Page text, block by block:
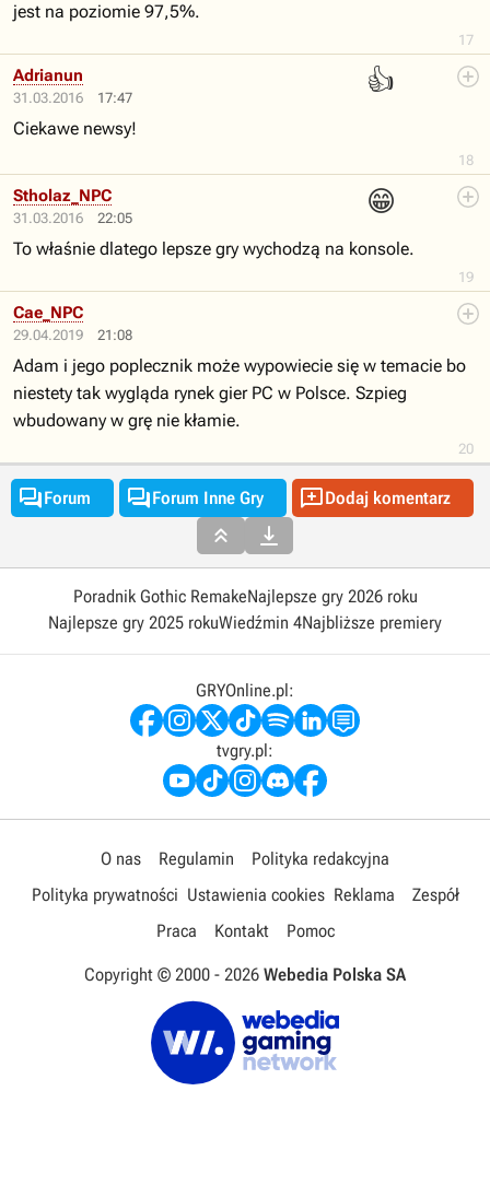
17
jest na poziomie 97,5%.
31.03.2016 17:47
👍
18
Adrianun
Ciekawe newsy!
31.03.2016 22:05
😁
19
Stholaz_NPC
To właśnie dlatego lepsze gry wychodzą na konsole.
29.04.2019 21:08
20
Cae_NPC
Adam i jego poplecznik może wypowiecie się w temacie bo
niestety tak wygląda rynek gier PC w Polsce. Szpieg
wbudowany w grę nie kłamie.
Forum Forum Inne Gry Dodaj komentarz
 
Poradnik Gothic RemakeNajlepsze gry 2026 roku
Najlepsze gry 2025 rokuWiedźmin 4Najbliższe premiery
GRYOnline.pl:
tvgry.pl:
O nas Regulamin
Polityka redakcyjna
Polityka prywatności Ustawienia cookies Reklama
Zespół
Praca
Kontakt Pomoc
Copyright © 2000 - 2026 Webedia Polska SA